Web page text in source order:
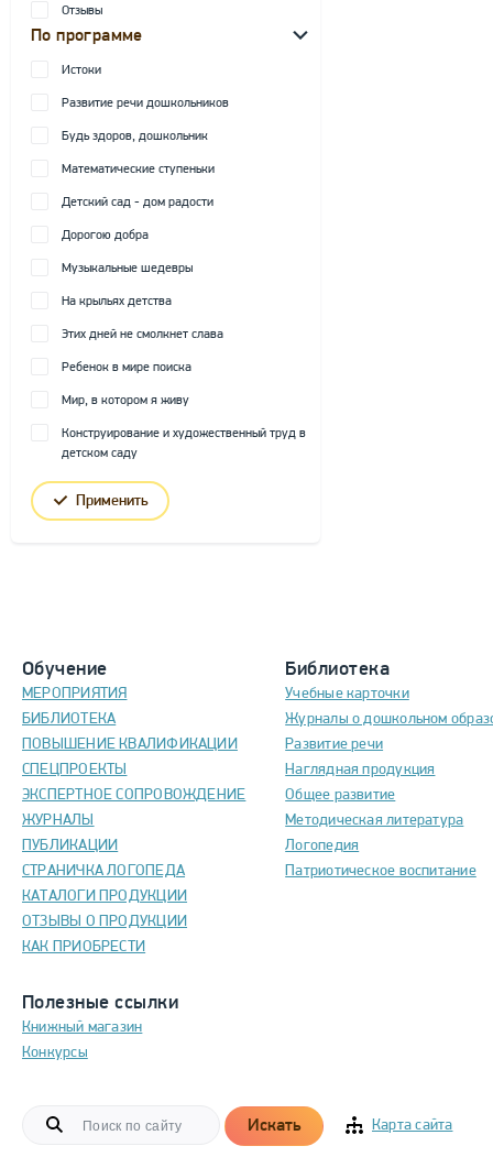
Отзывы
По программе
Истоки
Развитие речи дошкольников
Будь здоров, дошкольник
Математические ступеньки
Детский сад - дом радости
Дорогою добра
Музыкальные шедевры
На крыльях детства
Этих дней не смолкнет слава
Ребенок в мире поиска
Мир, в котором я живу
Конструирование и художественный труд в
детском саду
Применить
Обучение
МЕРОПРИЯТИЯ
БИБЛИОТЕКА
ПОВЫШЕНИЕ КВАЛИФИКАЦИИ
СПЕЦПРОЕКТЫ
ЭКСПЕРТНОЕ СОПРОВОЖДЕНИЕ
ЖУРНАЛЫ
ПУБЛИКАЦИИ
СТРАНИЧКА ЛОГОПЕДА
КАТАЛОГИ ПРОДУКЦИИ
ОТЗЫВЫ О ПРОДУКЦИИ
КАК ПРИОБРЕСТИ
Полезные ссылки
Книжный магазин
Конкурсы
Библиотека
Учебные карточки
Журналы о дошкольном
Развитие речи
Наглядная продукция
Общее развитие
Методическая литература
Логопедия
Патриотическое воспитание
Искать Карта сайта